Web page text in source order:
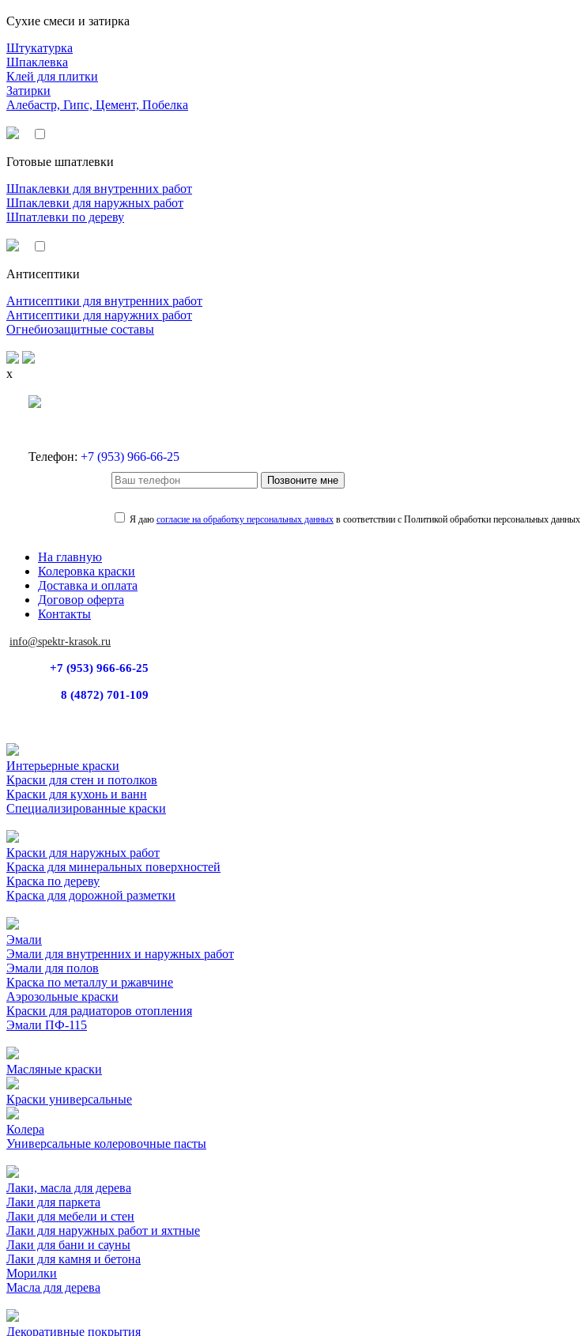
Сухие смеси и затирка
Штукатурка
Шпаклевка
Клей для плитки
Затирки
Алебастр, Гипс, Цемент, Побелка
Готовые шпатлевки
Шпаклевки для внутренних работ
Шпаклевки для наружных работ
Шпатлевки по дереву
Антисептики
Антисептики для внутренних работ
Антисептики для наружних работ
Огнебиозащитные составы
x
Телефон: +7 (953) 966-66-25
Позвоните мне
Я даю согласие на обработку персональных данныхв соответствии с Политикой обработки персональных данных
На главную
Колеровка краски
Доставка и оплата
Договор оферта
Контакты
info@spektr-krasok.ru
+7 (953) 966-66-25
8 (4872) 701-109
Интерьерные краски
Краски для стен и потолков
Краски для кухонь и ванн
Специализированные краски
Краски для наружных работ
Краска для минеральных поверхностей
Краска по дереву
Краска для дорожной разметки
Эмали
Эмали для внутренних и наружных работ
Эмали для полов
Краска по металлу и ржавчине
Аэрозольные краски
Краски для радиаторов отопления
Эмали ПФ-115
Масляные краски
Краски универсальные
Колера
Универсальные колеровочные пасты
Лаки, масла для дерева
Лаки для паркета
Лаки для мебели и стен
Лаки для наружных работ и яхтные
Лаки для бани и сауны
Лаки для камня и бетона
Морилки
Масла для дерева
Декоративные покрытия